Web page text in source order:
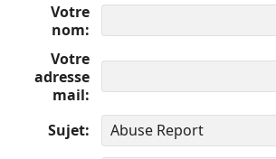
Votre
nom
Votre
adresse
mail
Sujet